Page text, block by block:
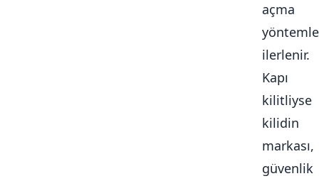
açma
ilerlenir.
Kapı
kilitliyse
kilidin
markası,
güvenlik